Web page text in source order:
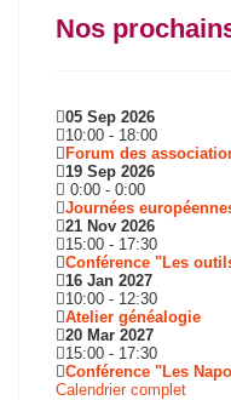
Nos
05 Sep 2026
10:00 - 18:00
Forum des
19 Sep 2026
0:00 - 0:00
Journées
21 Nov 2026
15:00 - 17:30
Conférence "Les
16 Jan 2027
10:00 - 12:30
Atelier généalogie
20 Mar 2027
15:00 - 17:30
Conférence "Les
Calendrier complet